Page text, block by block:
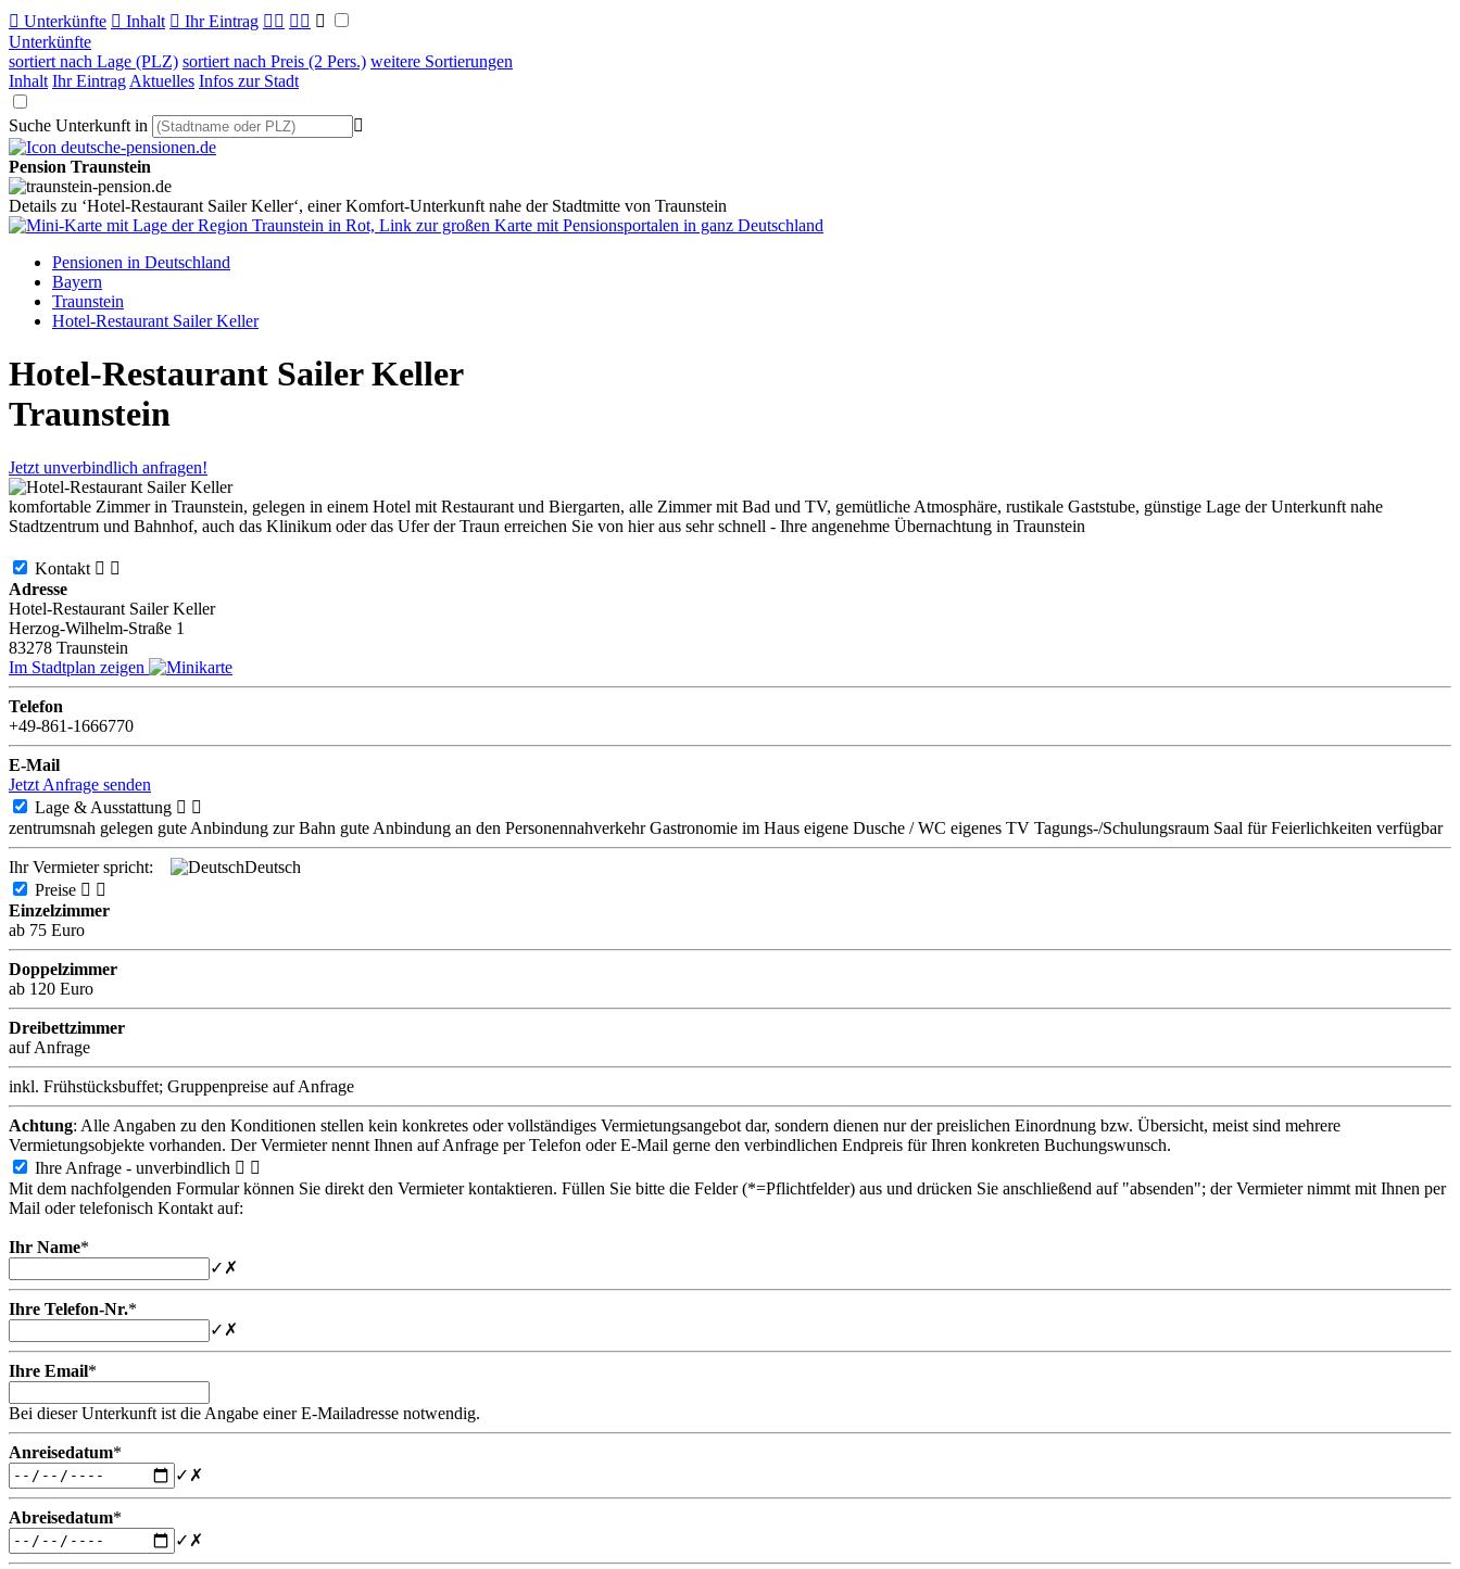
 Unterkünfte  Inhalt  Ihr Eintrag   
Unterkünfte
sortiert nach Lage (PLZ) sortiert nach Preis (2 Pers.) weitere Sortierungen
Inhalt Ihr Eintrag Aktuelles Infos zur Stadt
Suche Unterkunft in 
Pension Traunstein
Details zu ‘Hotel-Restaurant Sailer Keller‘, einer Komfort-Unterkunft nahe der Stadtmitte von Traunstein
Pensionen in Deutschland
Bayern
Traunstein
Hotel-Restaurant Sailer Keller
Hotel-Restaurant Sailer Keller
Traunstein
Jetzt unverbindlich anfragen!
komfortable Zimmer in Traunstein, gelegen in einem Hotel mit Restaurant und Biergarten, alle Zimmer mit Bad und TV, gemütliche Atmosphäre, rustikale Gaststube, günstige Lage der Unterkunft nahe
Stadtzentrum und Bahnhof, auch das Klinikum oder das Ufer der Traun erreichen Sie von hier aus sehr schnell - Ihre angenehme Übernachtung in Traunstein
Kontakt  
Adresse
Hotel-Restaurant Sailer Keller
Herzog-Wilhelm-Straße 1
83278 Traunstein
Im Stadtplan zeigen
Telefon
+49-861-1666770
E-Mail
Jetzt Anfrage senden
Lage & Ausstattung  
zentrumsnah gelegen gute Anbindung zur Bahn gute Anbindung an den Personennahverkehr Gastronomie im Haus eigene Dusche / WC eigenes TV Tagungs-/Schulungsraum Saal für Feierlichkeiten verfügbar
Ihr Vermieter spricht:
Deutsch
Preise  
Einzelzimmer
ab 75 Euro
Doppelzimmer
ab 120 Euro
Dreibettzimmer
auf Anfrage
inkl. Frühstücksbuffet; Gruppenpreise auf Anfrage
Achtung: Alle Angaben zu den Konditionen stellen kein konkretes oder vollständiges Vermietungsangebot dar, sondern dienen nur der preislichen Einordnung bzw. Übersicht, meist sind mehrere
Vermietungsobjekte vorhanden. Der Vermieter nennt Ihnen auf Anfrage per Telefon oder E-Mail gerne den verbindlichen Endpreis für Ihren konkreten Buchungswunsch.
Ihre Anfrage - unverbindlich  
Mit dem nachfolgenden Formular können Sie direkt den Vermieter kontaktieren. Füllen Sie bitte die Felder (*=Pflichtfelder) aus und drücken Sie anschließend auf "absenden"; der Vermieter nimmt mit Ihnen per
Mail oder telefonisch Kontakt auf:
Ihr Name*
✓ ✗
Ihre Telefon-Nr.*
✓ ✗
Ihre Email*
Bei dieser Unterkunft ist die Angabe einer E-Mailadresse notwendig.
Anreisedatum*
✓ ✗
Abreisedatum*
✓ ✗